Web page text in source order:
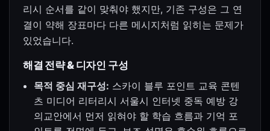
리시 순서를 같이 맞춰야 했지만, 기존 구성은 그 연
결이 약해 장표마다 다른 메시지처럼 읽히는 문제가
있었습니다.
해결 전략 & 디자인 구성
목적 중심 재구성: 스카이 블루 포인트 교육 콘텐
츠 미디어 리터리시 서울시 인터넷 중독 예방 강
의교안에서 먼저 읽혀야 할 학습 흐름과 기억 포